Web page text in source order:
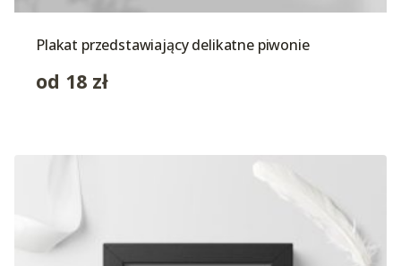
Plakat przedstawiający delikatne piwonie
od 18 zł